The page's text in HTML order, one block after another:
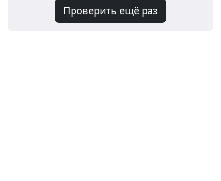
Проверить ещё раз